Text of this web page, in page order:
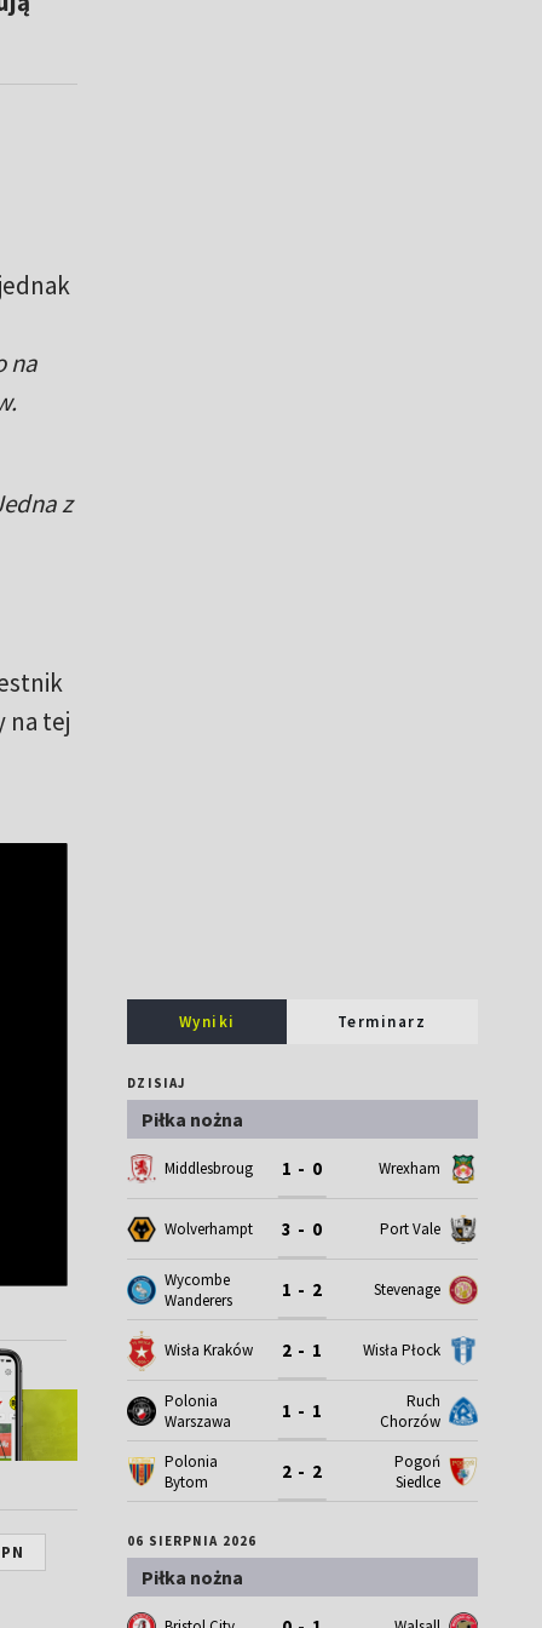
na
z
na tej
Wyniki Terminarz
DZISIAJ
Piłka nożna
Middlesbrough 1 - 0 Wrexham
Wolverhampton 3 - 0 Port Vale
Wycombe
Wanderers
1 - 2 Stevenage
Wisła Kraków 2 - 1 Wisła Płock
Polonia
Warszawa
1 - 1
Ruch
Chorzów
Polonia
Bytom
2 - 2
Pogoń
Siedlce
06 SIERPNIA 2026
Piłka nożna